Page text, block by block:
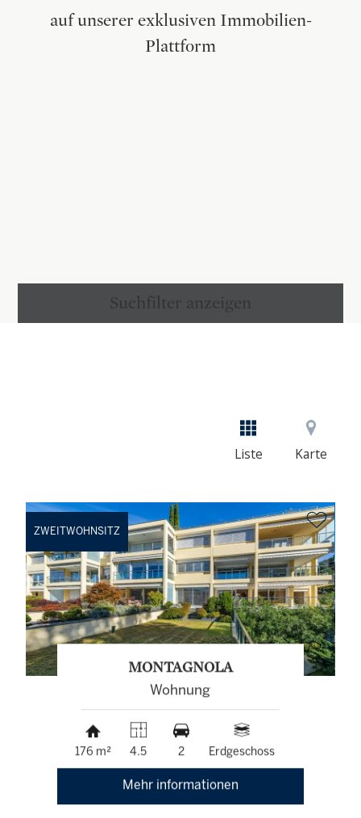
auf unserer exklusiven Immobilien-
Plattform
Suchfilter anzeigen
Liste Karte
ZWEITWOHNSITZ
MONTAGNOLA
Wohnung
176 m² 4.5 2 Erdgeschoss
Mehr informationen